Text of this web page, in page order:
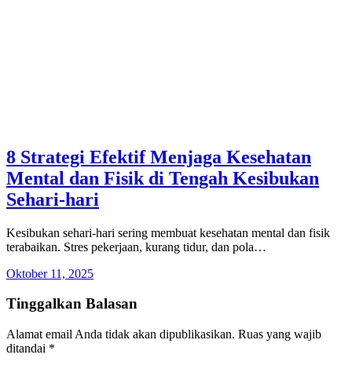
8 Strategi Efektif Menjaga Kesehatan
Mental dan Fisik di Tengah Kesibukan
Sehari-hari
Kesibukan sehari-hari sering membuat kesehatan mental dan fisik
terabaikan. Stres pekerjaan, kurang tidur, dan pola…
Oktober 11, 2025
Tinggalkan Balasan
Alamat email Anda tidak akan dipublikasikan. Ruas yang wajib
ditandai *